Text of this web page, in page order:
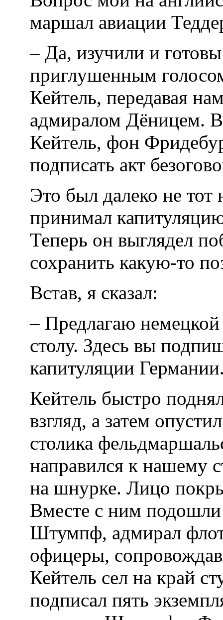
маршал авиации
– Да, изучили и
приглушенным
Кейтель, передавая
адмиралом Дёницем. В
Кейтель, фон
подписать акт
Это был далеко не
принимал
Теперь он выглядел
сохранить какую-то
Встав, я сказал:
– Предлагаю
столу. Здесь вы
капитуляции
Кейтель быстро
взгляд, а затем
столика
направился к нашему
на шнурке. Лицо
Вместе с ним подошли
Штумпф, адмирал
офицеры,
Кейтель сел на край
подписал пять